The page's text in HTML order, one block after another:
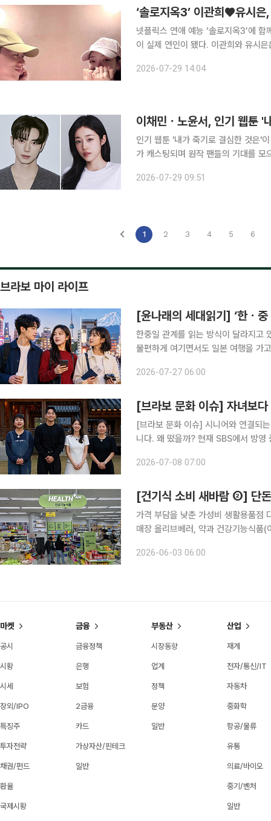
‘솔로지옥3’ 이관희♥유시
넷플릭스 연애 예능 ‘솔로지옥3’에
이 실제 연인이 됐다. 이관희와 유시은은 29일 각자의 사회관계망서비스(SNS)를 통해 공동 입장문
2026-07-29 14:04
이채민ㆍ노윤서, 인기 웹툰
인기 웹툰 '내가 죽기로 결심한 것은'
가 캐스팅되며 원작 팬들의 기대를 모으고 있다. tvN은 29일 새 드라마 '
는 여자를 살리기 위해 죽음과 회귀를
2026-07-29 09:51
1 2 3 4 5 6
브라보 마이 라이프
[윤나래의 세대읽기] ‘한ㆍ
한중일 관계를 읽는 방식이 달라지고
불편하게 여기면서도 일본 여행을 가
먹거리, 쇼핑, 숏폼 콘텐츠, 연애 서사
2026-07-27 06:00
[브라보 문화 이슈] 자녀보다
[브라보 문화 이슈] 시니어와 연결되
니다. 왜 떴을까? 현재 SBS에서 방영 중인 예능 프로그램 '합숙맞선2'는 결혼을 원하는 싱글 남녀
방송된 시즌1이 기대 이상의 인기를
2026-07-08 07:00
[건기식 소비 새바람 ②] 단
가격 부담을 낮춘 가성비 생활용품점
매장 올리브베러, 약과 건강기능식품
넓어지고 있다. 가격은 매력적이고
2026-06-03 06:00
마켓
공시
시황
시세
장외/IPO
특징주
투자전략
채권/펀드
환율
국제시황
금융
금융정책
은행
보험
2금융
카드
가상자산/핀테크
일반
부동산
시장동향
업계
정책
분양
일반
산업
재계
전자/통신/IT
자동차
중화학
항공/물류
유통
의료/바이오
중기/벤처
일반